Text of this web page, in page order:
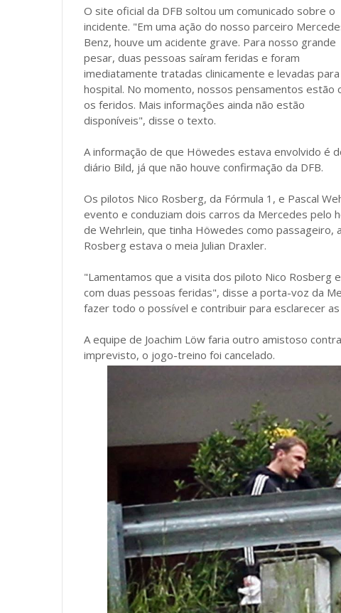
O site oficial da DFB soltou um comunicado sobre o
incidente. "Em uma ação do nosso parceiro
Benz, houve um acidente grave. Para nosso grande
pesar, duas pessoas saíram feridas e foram
imediatamente tratadas clinicamente e levadas
hospital. No momento, nossos pensamentos estão
os feridos. Mais informações ainda não estão
disponíveis", disse o texto.
A informação de que Höwedes estava envolvido é
diário Bild, já que não houve confirmação da DFB.
Os pilotos Nico Rosberg, da Fórmula 1, e Pascal
evento e conduziam dois carros da Mercedes pelo
de Wehrlein, que tinha Höwedes como passageiro,
Rosberg estava o meia Julian Draxler.
"Lamentamos que a visita dos piloto Nico Rosberg
com duas pessoas feridas", disse a porta-voz da
fazer todo o possível e contribuir para esclarecer
A equipe de Joachim Löw faria outro amistoso
imprevisto, o jogo-treino foi cancelado.